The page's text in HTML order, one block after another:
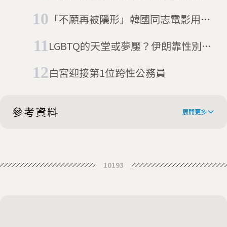
「不願再被隱形」韓國同志電影用20
LGBTQ的天堂或夢魘？伊朗靠性別重
戀
白宮迎接第1位跨性公務員
參考資料 展開更多
journey
10193